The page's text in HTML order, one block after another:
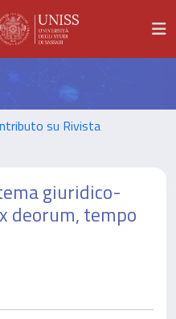
su Rivista
giuridico-
deorum, tempo